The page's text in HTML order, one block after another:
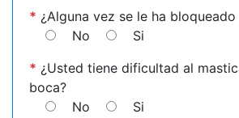
* ¿Alguna vez se le ha
No
Si
* ¿Usted tiene dificultad al
boca?
No
Si